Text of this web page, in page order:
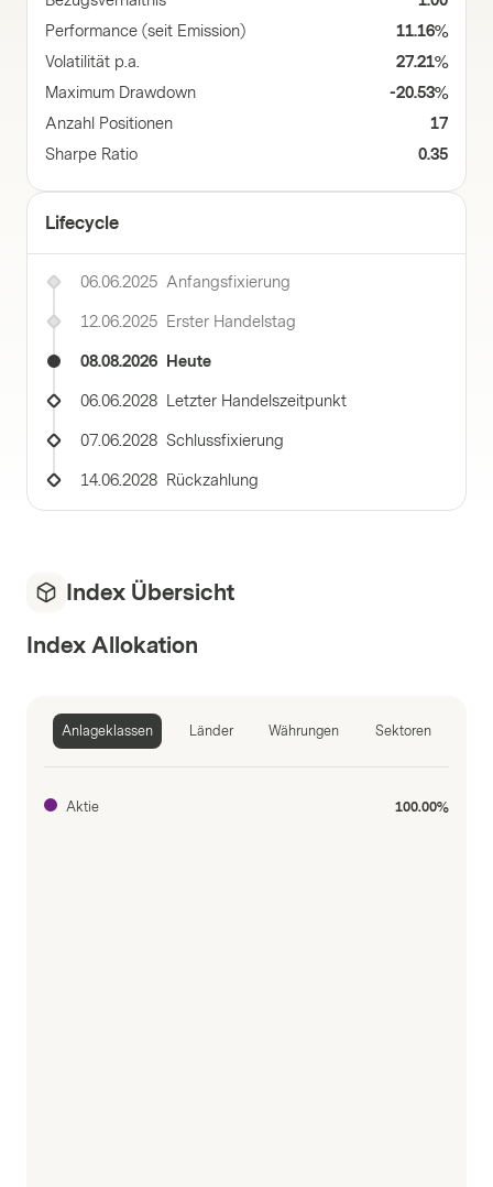
Performance (seit Emission)
11.16%
Volatilität p.a.
27.21%
Maximum Drawdown
-20.53%
Anzahl Positionen
17
Sharpe Ratio
0.35
Lifecycle
06.06.2025 Anfangsfixierung
12.06.2025 Erster Handelstag
08.08.2026 Heute
06.06.2028 Letzter Handelszeitpunkt
07.06.2028 Schlussfixierung
14.06.2028 Rückzahlung
Index Übersicht
Index Allokation
Anlageklassen Länder Währungen Sektoren
Aktie 100.00%